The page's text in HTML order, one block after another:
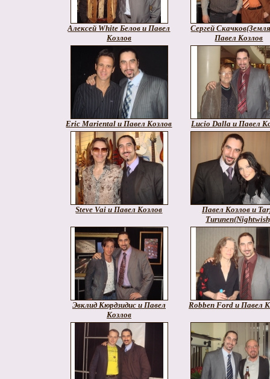
Алексей White Белов и Павел
Козлов
Сергей
Павел Козлов
Eric Mariental и Павел Козлов Lucio Dalla и Павел
Steve Vai и Павел Козлов
Павел Козлов и
Эвклид Кюрдзидис и Павел
Козлов
Robben Ford и Павел